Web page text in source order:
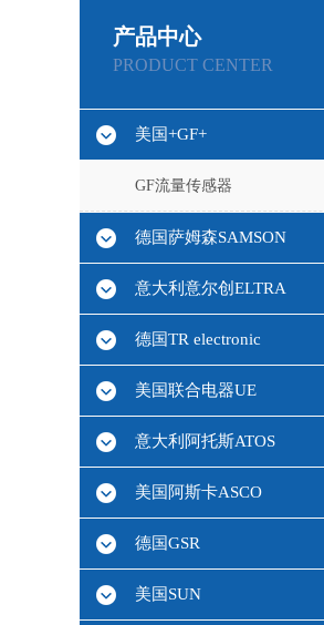
产品中心
PRODUCT CENTER
美国+GF+
GF流量传感器
德国萨姆森SAMSON
意大利意尔创ELTRA
德国TR electronic
美国联合电器UE
意大利阿托斯ATOS
美国阿斯卡ASCO
德国GSR
美国SUN